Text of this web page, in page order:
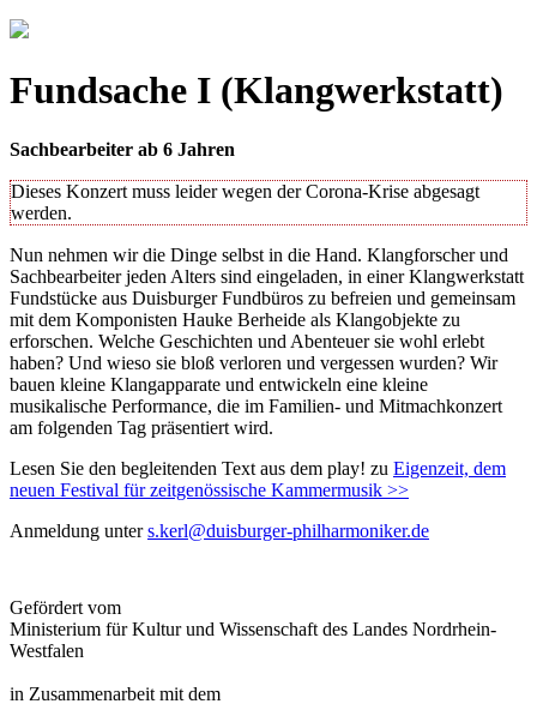
Fundsache I (Klangwerkstatt)
Sachbearbeiter ab 6 Jahren
Dieses Konzert muss leider wegen der Corona-Krise abgesagt
werden.
Nun nehmen wir die Dinge selbst in die Hand. Klangforscher und
Sachbearbeiter jeden Alters sind eingeladen, in einer Klangwerkstatt
Fundstücke aus Duisburger Fundbüros zu befreien und gemeinsam
mit dem Komponisten Hauke Berheide als Klangobjekte zu
erforschen. Welche Geschichten und Abenteuer sie wohl erlebt
haben? Und wieso sie bloß verloren und vergessen wurden? Wir
bauen kleine Klangapparate und entwickeln eine kleine
musikalische Performance, die im Familien- und Mitmachkonzert
am folgenden Tag präsentiert wird.
Lesen Sie den begleitenden Text aus dem play! zu Eigenzeit, dem
neuen Festival für zeit­genössische Kammermusik >>
Anmeldung unters.kerl@duisburger-philharmoniker.de
Gefördert vom
Ministerium für Kultur und Wissenschaft des Landes Nordrhein-
Westfalen
in Zusammenarbeit mit dem